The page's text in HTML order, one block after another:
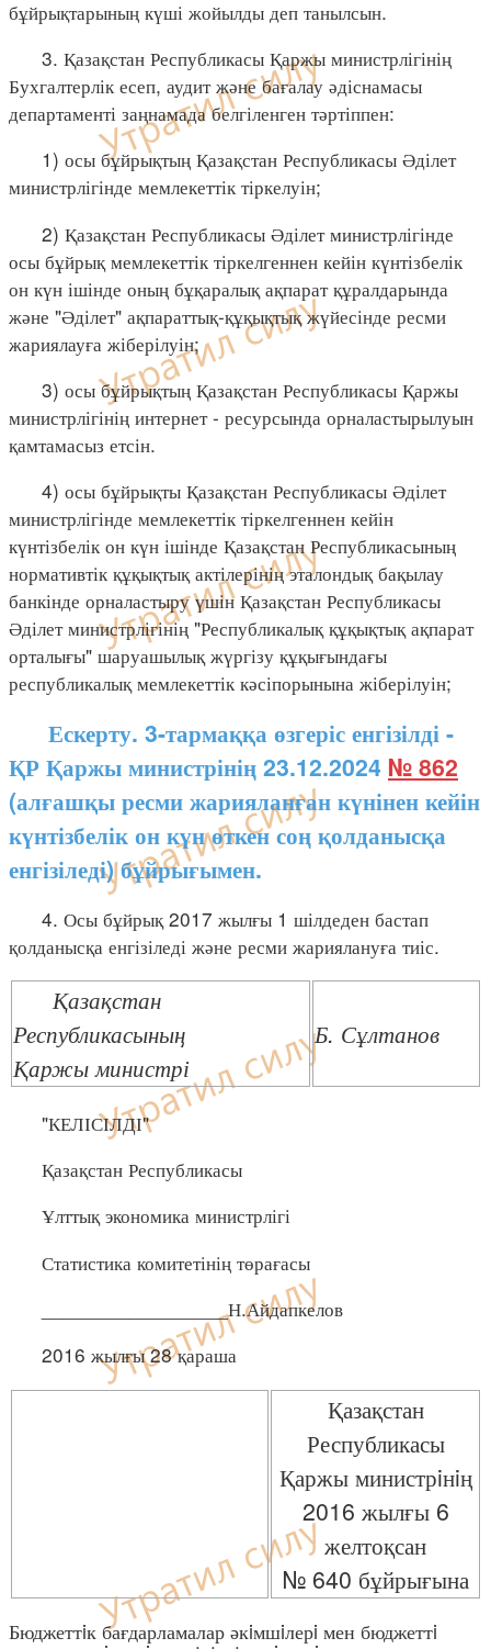
бұйрықтарының күші жойылды деп танылсын.
3. Қазақстан Республикасы Қаржы министрлігінің
Бухгалтерлік есеп, аудит және бағалау әдіснамасы
департаменті заңнамада белгіленген тәртіппен:
1) осы бұйрықтың Қазақстан Республикасы Әділет
министрлігінде мемлекеттік тіркелуін;
2) Қазақстан Республикасы Әділет министрлігінде
осы бұйрық мемлекеттік тіркелгеннен кейін күнтізбелік
он күн ішінде оның бұқаралық ақпарат құралдарында
және "Әділет" ақпараттық-құқықтық жүйесінде ресми
жариялауға жіберілуін;
3) осы бұйрықтың Қазақстан Республикасы Қаржы
министрлігінің интернет - ресурсында орналастырылуын
қамтамасыз етсін.
4) осы бұйрықты Қазақстан Республикасы Әділет
министрлігінде мемлекеттік тіркелгеннен кейін
күнтізбелік он күн ішінде Қазақстан Республикасының
нормативтік құқықтық актілерінің эталондық бақылау
банкінде орналастыру үшін Қазақстан Республикасы
Әділет министрлігінің "Республикалық құқықтық ақпарат
орталығы" шаруашылық жүргізу құқығындағы
республикалық мемлекеттік кәсіпорынына жіберілуін;
Ескерту. 3-тармаққа өзгеріс енгізілді -
ҚР Қаржы министрінің 23.12.2024 № 862
(алғашқы ресми жарияланған күнінен кейін
күнтізбелік он күн өткен соң қолданысқа
енгізіледі) бұйрығымен.
4. Осы бұйрық 2017 жылғы 1 шілдеден бастап
қолданысқа енгізіледі және ресми жариялануға тиіс.
Қазақстан
Республикасының
Қаржы министрі
Б. Сұлтанов
"КЕЛІСІЛДІ"
Қазақстан Республикасы
Ұлттық экономика министрлігі
Статистика комитетінің төрағасы
_________________Н.Айдапкелов
2016 жылғы 28 қараша
Қазақстан
Республикасы
Қаржы министрiнiң
2016 жылғы 6
желтоқсан
№ 640 бұйрығына
Бюджеттiк бағдарламалар әкiмшiлерi мен бюджеттi